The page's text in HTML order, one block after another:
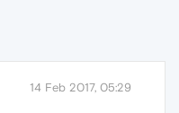
14 Feb 2017, 05:29